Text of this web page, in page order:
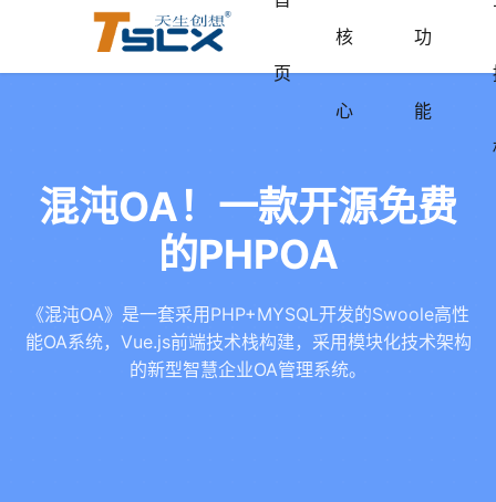
页
核
心
功
能
混沌OA！一款开源免费
的PHPOA
《混沌OA》是一套采用PHP+MYSQL开发的Swoole高性
能OA系统，Vue.js前端技术栈构建，采用模块化技术架构
的新型智慧企业OA管理系统。